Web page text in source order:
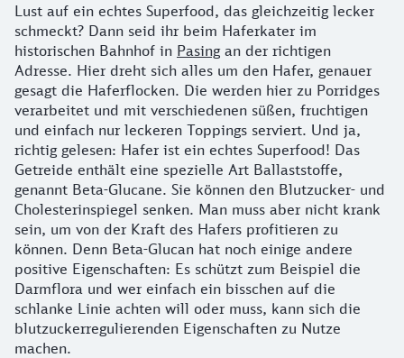
Lust auf ein echtes Superfood, das gleichzeitig lecker
schmeckt? Dann seid ihr beim Haferkater im
historischen Bahnhof in Pasingan der richtigen
Adresse. Hier dreht sich alles um den Hafer, genauer
gesagt die Haferflocken. Die werden hier zu Porridges
verarbeitet und mit verschiedenen süßen, fruchtigen
und einfach nur leckeren Toppings serviert. Und ja,
richtig gelesen: Hafer ist ein echtes Superfood! Das
Getreide enthält eine spezielle Art Ballaststoffe,
genannt Beta-Glucane. Sie können den Blutzucker- und
Cholesterinspiegel senken. Man muss aber nicht krank
sein, um von der Kraft des Hafers profitieren zu
können. Denn Beta-Glucan hat noch einige andere
positive Eigenschaften: Es schützt zum Beispiel die
Darmflora und wer einfach ein bisschen auf die
schlanke Linie achten will oder muss, kann sich die
blutzuckerregulierenden Eigenschaften zu Nutze
machen.